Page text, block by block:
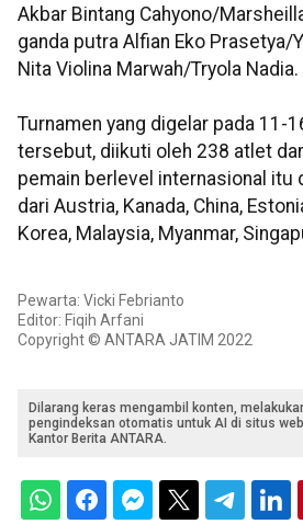
Akbar Bintang Cahyono/
ganda putra Alfian Eko
Nita Violina Marwah/Tryola Nadia.
Turnamen yang digelar pada 11-
tersebut, diikuti oleh 238 atlet
pemain berlevel internasional itu
dari Austria, Kanada, China,
Korea, Malaysia, Myanmar,
Pewarta: Vicki Febrianto
Editor: Fiqih Arfani
Copyright © ANTARA JATIM 2022
Dilarang keras mengambil konten,
pengindeksan otomatis untuk AI di situs
Kantor Berita ANTARA.